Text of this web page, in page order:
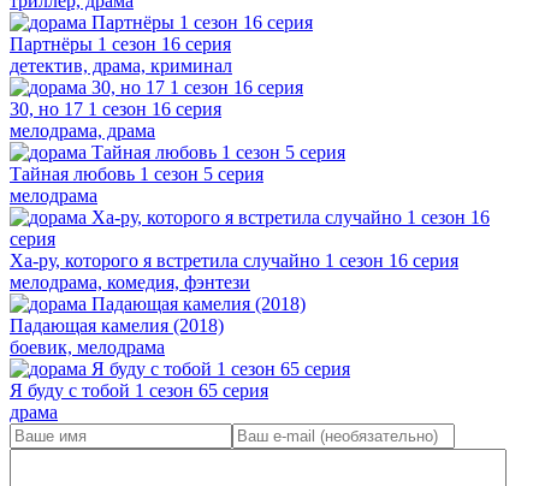
Партнёры 1 сезон 16 серия
детектив, драма, криминал
30, но 17 1 сезон 16 серия
мелодрама, драма
Тайная любовь 1 сезон 5 серия
мелодрама
Ха-ру, которого я встретила случайно 1 сезон 16 серия
мелодрама, комедия, фэнтези
Падающая камелия (2018)
боевик, мелодрама
Я буду с тобой 1 сезон 65 серия
драма